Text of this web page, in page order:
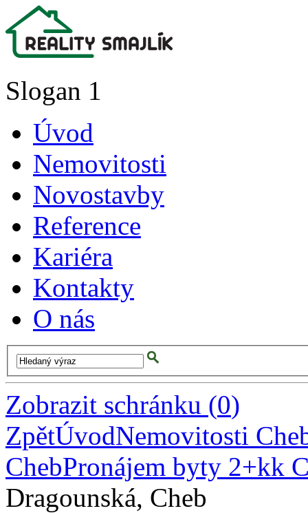
Slogan 1
Úvod
Nemovitosti
Novostavby
Reference
Kariéra
Kontakty
O nás
Zobrazit schránku (0)
ZpětÚvodNemovitosti
ChebPronájem byty 2+kk
Dragounská, Cheb